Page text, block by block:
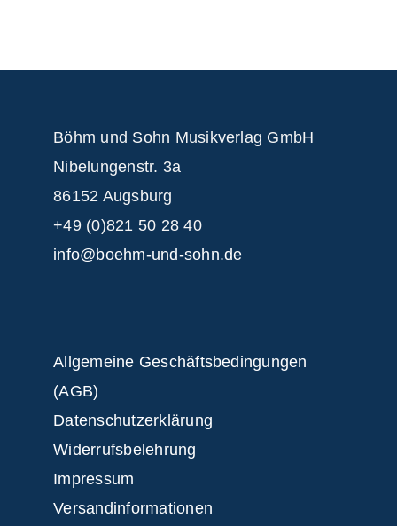
Böhm und Sohn Musikverlag GmbH
Nibelungenstr. 3a
86152 Augsburg
+49 (0)821 50 28 40
info@boehm-und-sohn.de
Allgemeine Geschäftsbedingungen
(AGB)
Datenschutzerklärung
Widerrufsbelehrung
Impressum
Versandinformationen